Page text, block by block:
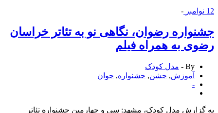
رضوان، نگاهی نو به تئاتر خراسان
به همراه فیلم
By -
مدل کودک
آموزش, جشن,جشنواره,جوان
مدل کودک، مشهد: سی و چهارمین جشنواره تئاتر